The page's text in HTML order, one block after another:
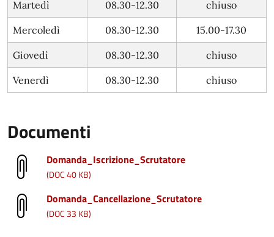
Martedì 08.30-12.30 chiuso
Mercoledì 08.30-12.30 15.00-17.30
Giovedì 08.30-12.30 chiuso
Venerdì 08.30-12.30 chiuso
Documenti
Domanda_Iscrizione_Scrutatore
(DOC 40 KB)
Domanda_Cancellazione_Scrutatore
(DOC 33 KB)